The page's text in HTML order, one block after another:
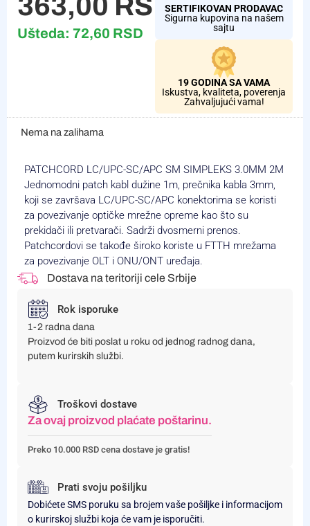
363,00 RSD
Ušteda: 72,60 RSD
SERTIFIKOVAN PRODAVAC
Sigurna kupovina na našem
sajtu
19 GODINA SA VAMA
Iskustva, kvaliteta, poverenja
Zahvaljujući vama!
Nema na zalihama
PATCHCORD LC/UPC-SC/APC SM SIMPLEKS 3.0MM 2M
Jednomodni patch kabl dužine 1m, prečnika kabla 3mm,
koji se završava LC/UPC-SC/APC konektorima se koristi
za povezivanje optičke mrežne opreme kao što su
prekidači ili pretvarači. Sadrži dvosmerni prenos.
Patchcordovi se takođe široko koriste u FTTH mrežama
za povezivanje OLT i ONU/ONT uređaja.
Dostava na teritoriji cele Srbije
Rok isporuke
1-2 radna dana
Proizvod će biti poslat u roku od jednog radnog dana,
putem kurirskih službi.
Troškovi dostave
Za ovaj proizvod plaćate poštarinu.
Preko 10.000 RSD cena dostave je gratis!
Prati svoju pošiljku
Dobićete SMS poruku sa brojem vaše pošiljke i informacijom
o kurirskoj službi koja će vam je isporučiti.